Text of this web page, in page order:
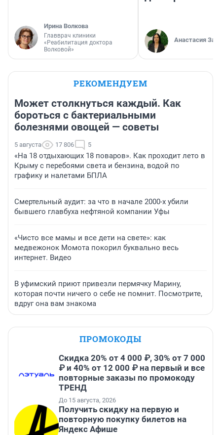
Ирина Волкова
Главврач клиники
«Реабилитация доктора
Волковой»
Анастасия
РЕКОМЕНДУЕМ
Может столкнуться каждый. Как
бороться с бактериальными
болезнями овощей — советы
5 августа 17 806 5
«На 18 отдыхающих 18 поваров». Как проходит лето в
Крыму с перебоями света и бензина, водой по
графику и налетами БПЛА
Смертельный аудит: за что в начале 2000-х убили
бывшего главбуха нефтяной компании Уфы
«Чисто все мамы и все дети на свете»: как
медвежонок Момота покорил буквально весь
интернет. Видео
В уфимский приют привезли пермячку Марину,
которая почти ничего о себе не помнит. Посмотрите,
вдруг она вам знакома
ПРОМОКОДЫ
Скидка 20% от 4 000 ₽, 30% от 7 000
₽ и 40% от 12 000 ₽ на первый и все
повторные заказы по промокоду
ТРЕНД
До 15 августа, 2026
Получить скидку на первую и
повторную покупку билетов на
Яндекс Афише